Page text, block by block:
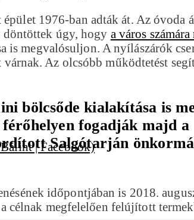
1976-ban adták át. Az óvoda
döntöttek úgy, hogy a város
megvalósuljon. A nyílászárók
Az olcsóbb működtetést
bölcsőde kialakítása is
fogadják majd a
Salgótarján
időpontjában is 2018.
célnak megfelelően felújított